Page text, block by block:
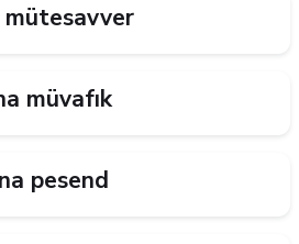
mütesavver
müvafık
na pesend